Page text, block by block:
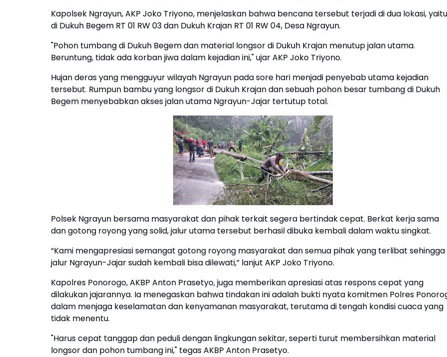
Kapolsek Ngrayun, AKP Joko Triyono, menjelaskan bahwa bencana tersebut terjadi di dua lokasi, yaitu
di Dukuh Begem RT 01 RW 03 dan Dukuh Krajan RT 01 RW 04, Desa Ngrayun.
"Pohon tumbang di Dukuh Begem dan material longsor di Dukuh Krajan menutup jalan utama.
Beruntung, tidak ada korban jiwa dalam kejadian ini," ujar AKP Joko Triyono.
Hujan deras yang mengguyur wilayah Ngrayun pada sore hari menjadi penyebab utama kejadian
tersebut. Rumpun bambu yang longsor di Dukuh Krajan dan sebuah pohon besar tumbang di Dukuh
Begem menyebabkan akses jalan utama Ngrayun-Jajar tertutup total.
Polsek Ngrayun bersama masyarakat dan pihak terkait segera bertindak cepat. Berkat kerja sama
dan gotong royong yang solid, jalur utama tersebut berhasil dibuka kembali dalam waktu singkat.
“Kami mengapresiasi semangat gotong royong masyarakat dan semua pihak yang terlibat sehingga
jalur Ngrayun-Jajar sudah kembali bisa dilewati,” lanjut AKP Joko Triyono.
Kapolres Ponorogo, AKBP Anton Prasetyo, juga memberikan apresiasi atas respons cepat yang
dilakukan jajarannya. Ia menegaskan bahwa tindakan ini adalah bukti nyata komitmen Polres
dalam menjaga keselamatan dan kenyamanan masyarakat, terutama di tengah kondisi cuaca yang
tidak menentu.
"Harus cepat tanggap dan peduli dengan lingkungan sekitar, seperti turut membersihkan material
longsor dan pohon tumbang ini," tegas AKBP Anton Prasetyo.